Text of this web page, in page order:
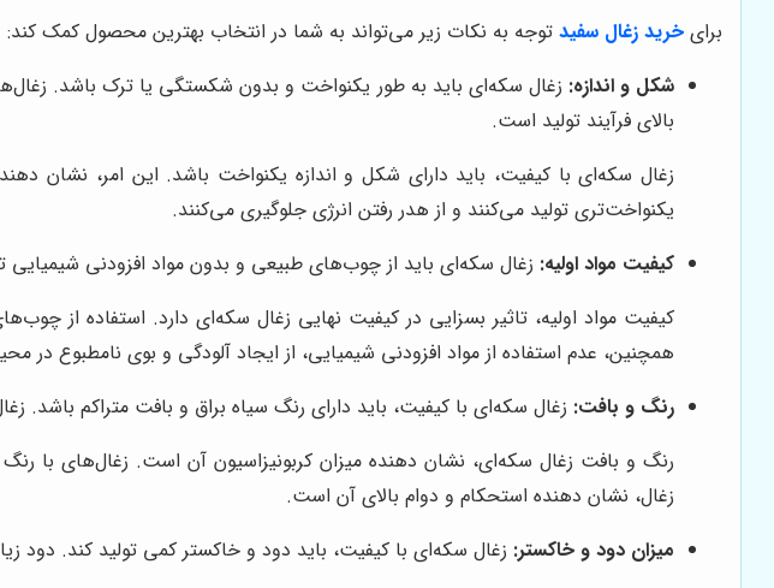
برای خرید زغال سفیدتوجه به نکات زیر می‌تواند به شما در انتخاب بهترین محصول کمک کند:
شکل و اندازه: زغال سکه‌ای باید به طور یکنواخت و بدون شکستگی یا ترک باشد.
بالای فرآیند تولید است.
زغال سکه‌ای با کیفیت، باید دارای شکل و اندازه یکنواخت باشد. این امر، نشان
یکنواخت‌تری تولید می‌کنند و از هدر رفتن انرژی جلوگیری می‌کنند.
کیفیت مواد اولیه: زغال سکه‌ای باید از چوب‌های طبیعی و بدون مواد افزودنی شیمیایی
کیفیت مواد اولیه، تاثیر بسزایی در کیفیت نهایی زغال سکه‌ای دارد. استفاده از
همچنین، عدم استفاده از مواد افزودنی شیمیایی، از ایجاد آلودگی و بوی نامطبوع در
رنگ و بافت: زغال سکه‌ای با کیفیت، باید دارای رنگ سیاه براق و بافت متراکم
رنگ و بافت زغال سکه‌ای، نشان دهنده میزان کربونیزاسیون آن است. زغال‌های با
زغال، نشان دهنده استحکام و دوام بالای آن است.
میزان دود و خاکستر: زغال سکه‌ای با کیفیت، باید دود و خاکستر کمی تولید کند. دود